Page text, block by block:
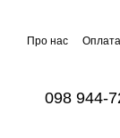
Про нас Оплата
098 944-